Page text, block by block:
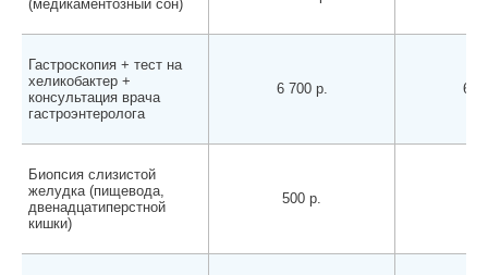
(медикаментозный сон)
Гастроскопия + тест на
хеликобактер +
консультация врача
гастроэнтеролога
6 700 р. 6
Биопсия слизистой
желудка (пищевода,
двенадцатиперстной
кишки)
500 р.